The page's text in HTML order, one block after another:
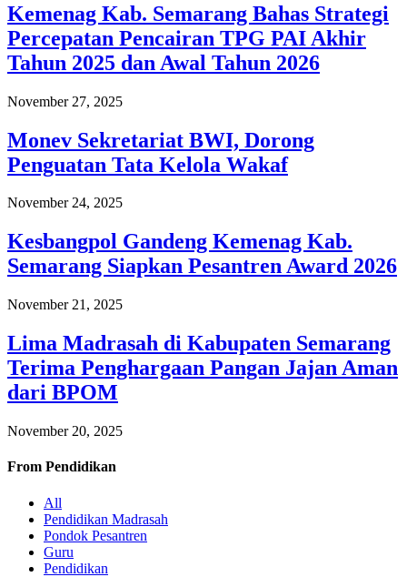
Kemenag Kab. Semarang Bahas Strategi
Percepatan Pencairan TPG PAI Akhir
Tahun 2025 dan Awal Tahun 2026
November 27, 2025
Monev Sekretariat BWI, Dorong
Penguatan Tata Kelola Wakaf
November 24, 2025
Kesbangpol Gandeng Kemenag Kab.
Semarang Siapkan Pesantren Award 2026
November 21, 2025
Lima Madrasah di Kabupaten Semarang
Terima Penghargaan Pangan Jajan Aman
dari BPOM
November 20, 2025
From Pendidikan
All
Pendidikan Madrasah
Pondok Pesantren
Guru
Pendidikan